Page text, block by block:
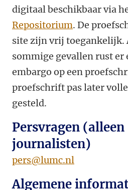
digitaal beschikbaar via
Repositorium. De
site zijn vrij toegankelijk.
sommige gevallen rust
embargo op een
proefschrift pas later
gesteld.
Persvragen (alleen
journalisten)
pers@lumc.nl
Algemene